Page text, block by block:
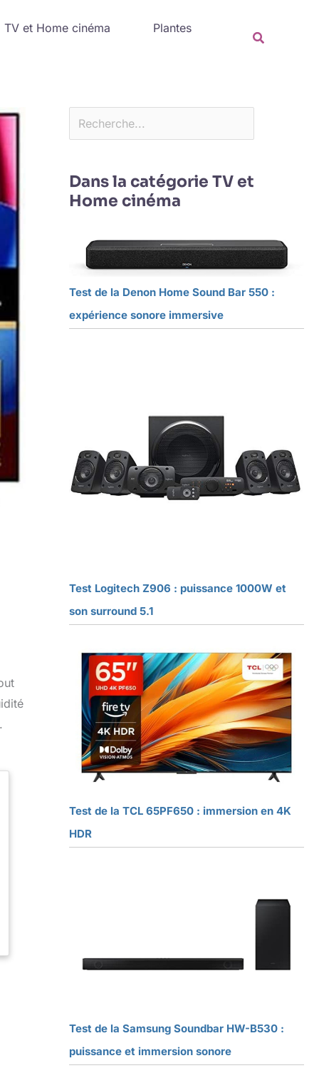
TV et Home cinéma
Plantes
Dans la catégorie TV et
Home cinéma
Test de la Denon Home Sound Bar 550 :
expérience sonore immersive
Test Logitech Z906 : puissance 1000W et
son surround 5.1
Test de la TCL 65PF650 : immersion en 4K
HDR
Test de la Samsung Soundbar HW-B530 :
puissance et immersion sonore